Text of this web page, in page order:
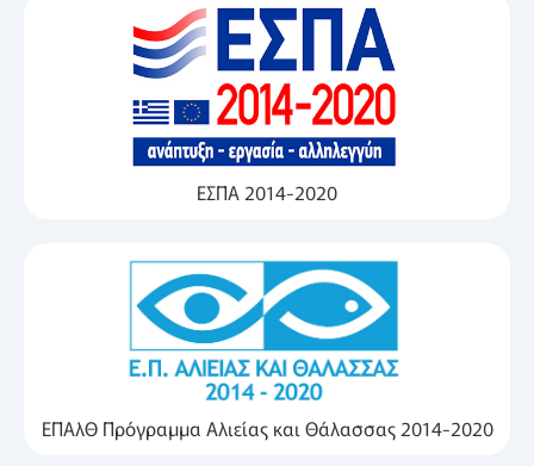
ΕΣΠΑ 2014-2020
ΕΠΑλΘ Πρόγραμμα Αλιείας και Θάλασσας 2014-2020